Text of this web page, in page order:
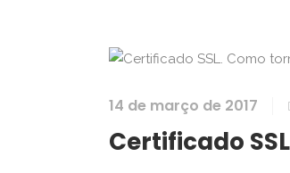
14 de março de 2017
Certificado